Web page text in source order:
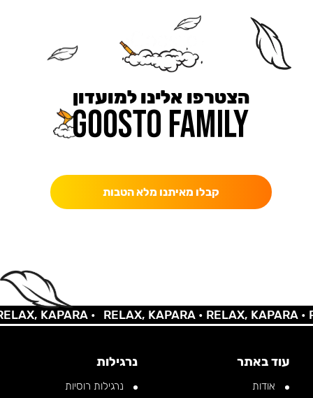
הצטרפו אלינו למועדון
קבלו מאיתנו מלא הטבות
KAPARA • RELAX, KAPARA •RELAX, KAPARA •
עוד באתר
אודות
נרגילות
נרגילות רוסיות